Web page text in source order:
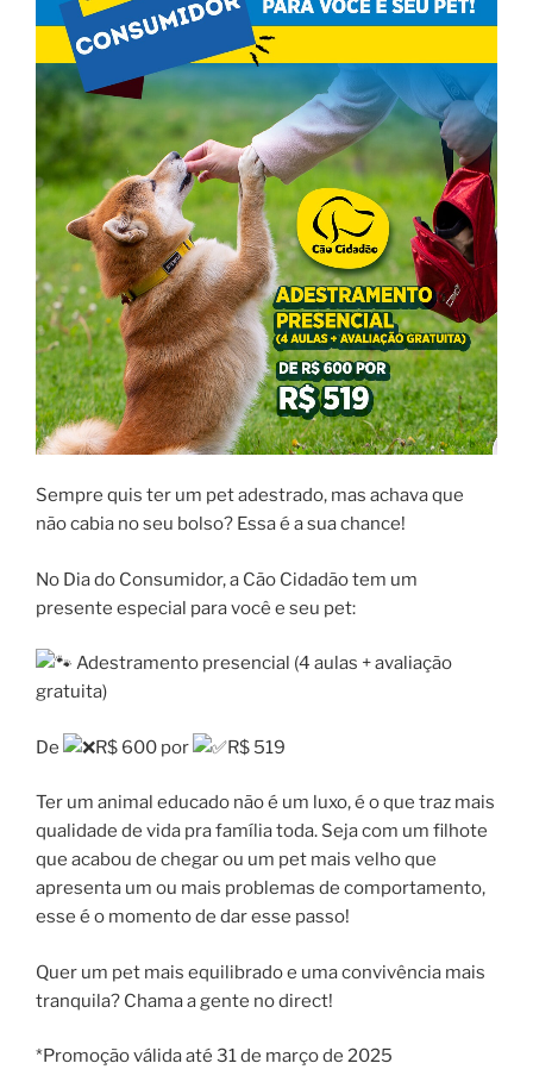
Sempre quis ter um pet adestrado, mas achava que
não cabia no seu bolso? Essa é a sua chance!
No Dia do Consumidor, a Cão Cidadão tem um
presente especial para você e seu pet:
Adestramento presencial (4 aulas + avaliação
gratuita)
De R$ 600 por R$ 519
Ter um animal educado não é um luxo, é o que traz mais
qualidade de vida pra família toda. Seja com um filhote
que acabou de chegar ou um pet mais velho que
apresenta um ou mais problemas de comportamento,
esse é o momento de dar esse passo!
Quer um pet mais equilibrado e uma convivência mais
tranquila? Chama a gente no direct!
*Promoção válida até 31 de março de 2025